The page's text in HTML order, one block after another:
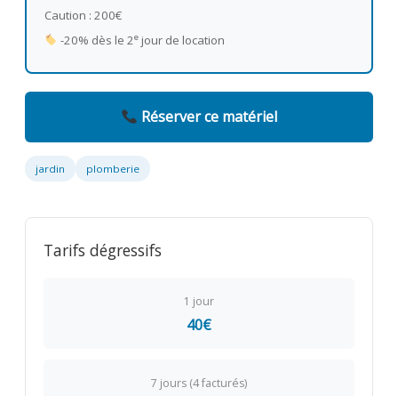
Caution : 200€
-20% dès le 2ejour de location
Réserver ce matériel
jardin plomberie
Tarifs dégressifs
1 jour
40€
7 jours (4 facturés)